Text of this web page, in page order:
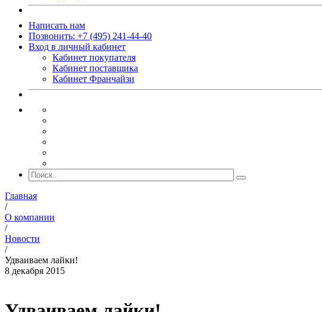
Написать нам
Позвонить: +7 (495) 241-44-40
Вход в личный кабинет
Кабинет покупателя
Кабинет поставщика
Кабинет Франчайзи
Главная
/
О компании
/
Новости
/
Удваиваем лайки!
8 декабря 2015